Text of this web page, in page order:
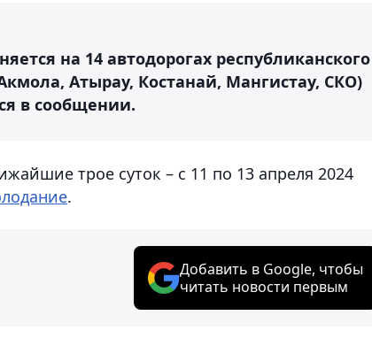
на 14 автодорогах республиканского
Атырау, Костанай, Мангистау, СКО)
в сообщении.
трое суток – с 11 по 13 апреля 2024
.
Добавить в Google, чтобы
читать новости первым